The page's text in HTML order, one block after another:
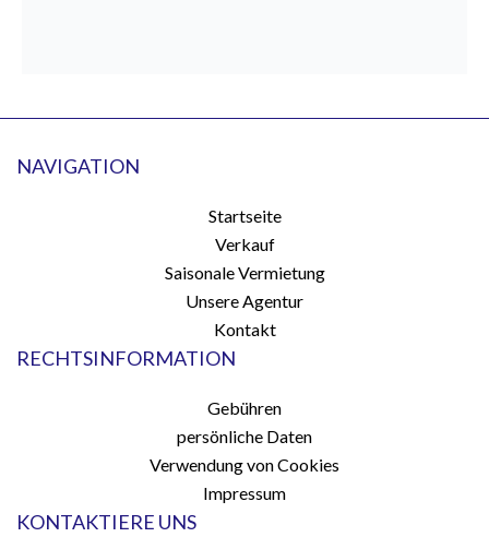
NAVIGATION
Startseite
Verkauf
Saisonale Vermietung
Unsere Agentur
Kontakt
RECHTSINFORMATION
Gebühren
persönliche Daten
Verwendung von Cookies
Impressum
KONTAKTIERE UNS